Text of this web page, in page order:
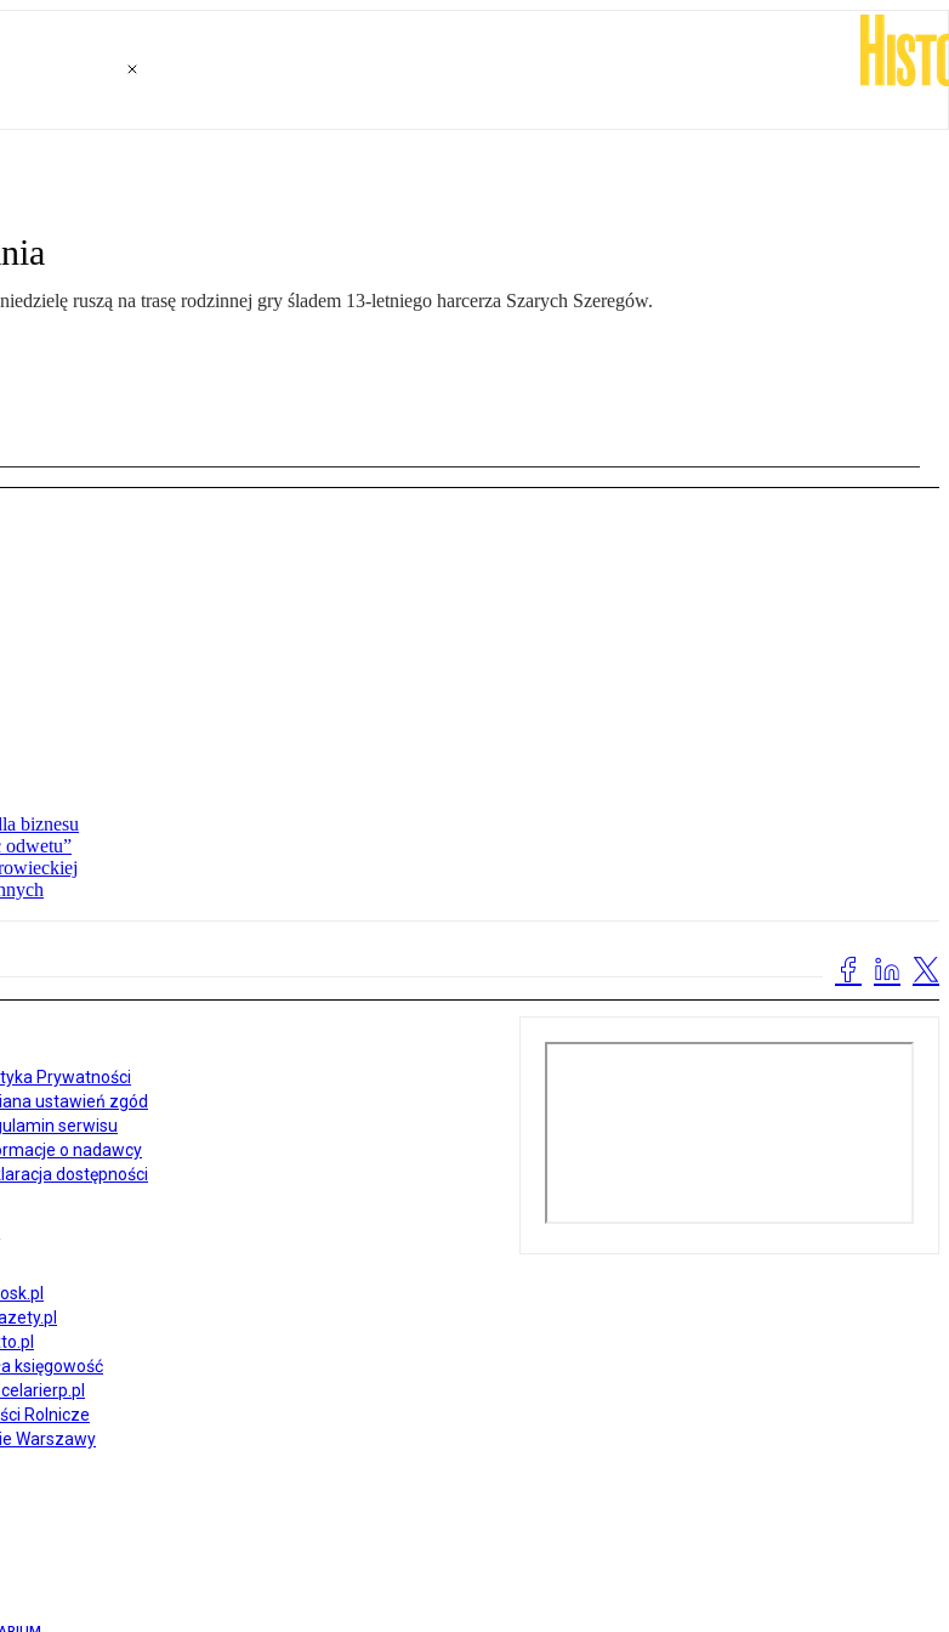
ruszą na trasę rodzinnej gry śladem 13-letniego harcerza Szarych Szeregów.
biznesu
odwetu”
Prywatności
ustawień zgód
serwisu
o nadawcy
dostępności
księgowość
Rolnicze
Warszawy